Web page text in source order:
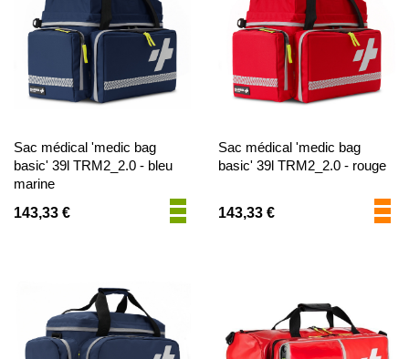
Sac médical 'medic bag
basic' 39l TRM2_2.0 - bleu
marine
143,33 €
Sac médical 'medic bag
basic' 39l TRM2_2.0 - rouge
143,33 €